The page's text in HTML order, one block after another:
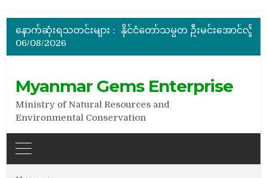
နောက်ဆုံးရသတင်းများ :
အိတ်ဖွင့်တင်ဒါခေါ်ယူခြင်း
06/08/2026
Myanmar Gems Enterprise
Ministry of Natural Resources and
Environmental Conservation